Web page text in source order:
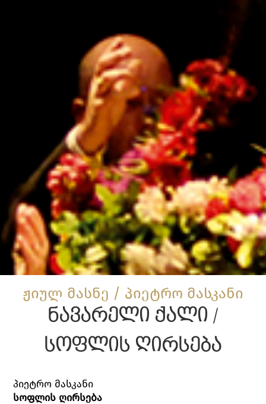
ჟიულ მასნე / პიეტრო მასკანი
ნავარელი ქალი /
სოფლის ღირსება
პიეტრო მასკანი
სოფლის ღირსება